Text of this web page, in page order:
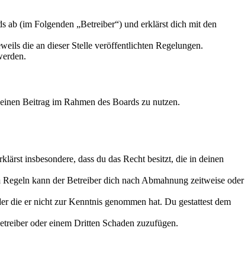
ab (im Folgenden „Betreiber“) und erklärst dich mit den
die an dieser Stelle veröffentlichten Regelungen.
Beitrag im Rahmen des Boards zu nutzen.
insbesondere, dass du das Recht besitzt, die in deinen
kann der Betreiber dich nach Abmahnung zeitweise oder
die er nicht zur Kenntnis genommen hat. Du gestattest dem
oder einem Dritten Schaden zuzufügen.